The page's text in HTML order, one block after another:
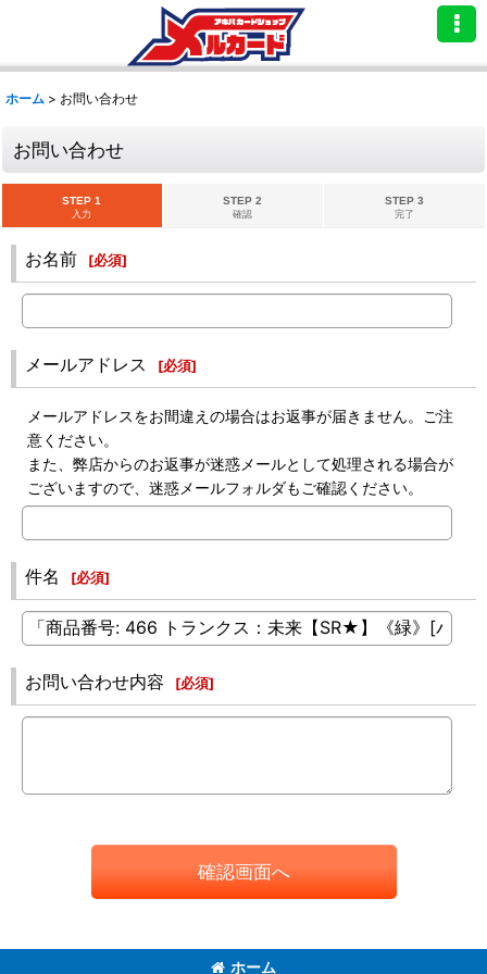
ホーム > お問い合わせ
お問い合わせ
STEP 1
入力
STEP 2
確認
STEP 3
完了
お名前 [必須]
メールアドレス [必須]
メールアドレスをお間違えの場合はお返事が届きません。ご注
意ください。
また、弊店からのお返事が迷惑メールとして処理される場合が
ございますので、迷惑メールフォルダもご確認ください。
件名 [必須]
お問い合わせ内容 [必須]
確認画面へ
ホーム